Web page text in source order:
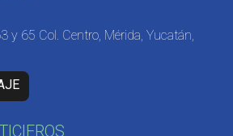
y 65 Col. Centro, Mérida, Yucatán,